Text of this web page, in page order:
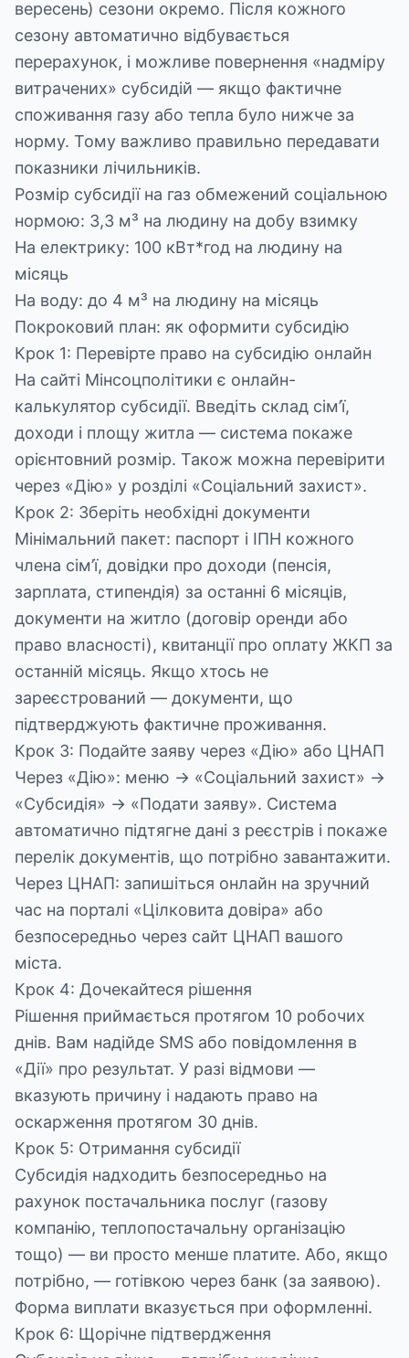
вересень) сезони окремо. Після кожного
сезону автоматично відбувається
перерахунок, і можливе повернення «надміру
витрачених» субсидій — якщо фактичне
споживання газу або тепла було нижче за
норму. Тому важливо правильно передавати
показники лічильників.
Розмір субсидії на газ обмежений соціальною
нормою: 3,3 м³ на людину на добу взимку
На електрику: 100 кВт*год на людину на
місяць
На воду: до 4 м³ на людину на місяць
Покроковий план: як оформити субсидію
Крок 1: Перевірте право на субсидію онлайн
На сайті Мінсоцполітики є онлайн-
калькулятор субсидії. Введіть склад сім’ї,
доходи і площу житла — система покаже
орієнтовний розмір. Також можна перевірити
через «Дію» у розділі «Соціальний захист».
Крок 2: Зберіть необхідні документи
Мінімальний пакет: паспорт і ІПН кожного
члена сім’ї, довідки про доходи (пенсія,
зарплата, стипендія) за останні 6 місяців,
документи на житло (договір оренди або
право власності), квитанції про оплату ЖКП за
останній місяць. Якщо хтось не
зареєстрований — документи, що
підтверджують фактичне проживання.
Крок 3: Подайте заяву через «Дію» або ЦНАП
Через «Дію»: меню → «Соціальний захист» →
«Субсидія» → «Подати заяву». Система
автоматично підтягне дані з реєстрів і покаже
перелік документів, що потрібно завантажити.
Через ЦНАП: запишіться онлайн на зручний
час на порталі «Цілковита довіра» або
безпосередньо через сайт ЦНАП вашого
міста.
Крок 4: Дочекайтеся рішення
Рішення приймається протягом 10 робочих
днів. Вам надійде SMS або повідомлення в
«Дії» про результат. У разі відмови —
вказують причину і надають право на
оскарження протягом 30 днів.
Крок 5: Отримання субсидії
Субсидія надходить безпосередньо на
рахунок постачальника послуг (газову
компанію, теплопостачальну організацію
тощо) — ви просто менше платите. Або, якщо
потрібно, — готівкою через банк (за заявою).
Форма виплати вказується при оформленні.
Крок 6: Щорічне підтвердження